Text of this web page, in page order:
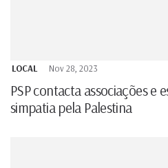
LOCAL Nov 28, 2023
PSP contacta associações e
simpatia pela Palestina